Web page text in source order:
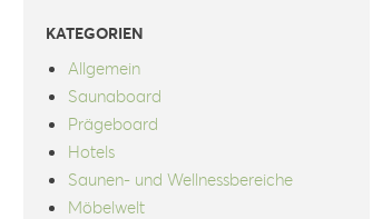
KATEGORIEN
Allgemein
Saunaboard
Prägeboard
Hotels
Saunen- und Wellnessbereiche
Möbelwelt